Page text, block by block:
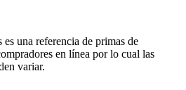
una referencia de primas de
en línea por lo cual las
variar.